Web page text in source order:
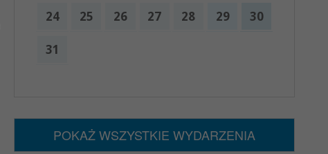
24 25 26 27 28 29 30
31
POKAŻ WSZYSTKIE WYDARZENIA